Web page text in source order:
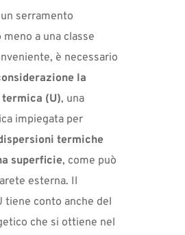
serramento
a una classe
è necessario
la
(U), una
impiegata per
termiche
superficie, come può
esterna. Il
tiene conto anche del
che si ottiene nel